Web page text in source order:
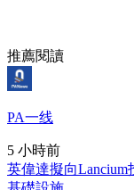
推薦閱讀
PA一线
5 小時前
英偉達擬向